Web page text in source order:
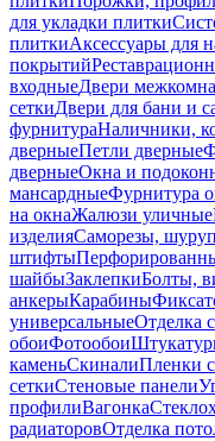
для укладки плитки
плиткиАксессуары для
покрытий
входныеДвери
сеткиДвери для бани и
фурнитураНаличники,
дверныеПетли дверные
дверныеОкна и
мансардныеФурнитура
на окнаЖалюзи уличные
изделияСаморезы,
штифты
шайбыЗаклепкиБолты,
анкерыКарабины
универсальныеОтделка
обоиФотообои
каменьСкиналиПленки
сеткиСтеновые панели
профилиВагонка
радиаторовОтделка